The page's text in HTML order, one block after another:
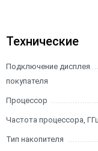
Технические
Подключение дисплея
покупателя
Процессор
Частота процессора,
Тип накопителя